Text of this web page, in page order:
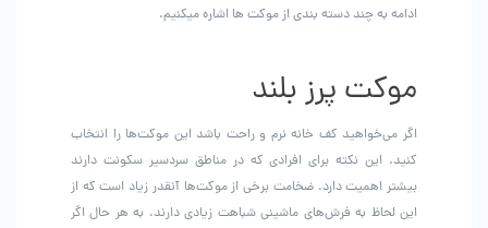
ادامه به چند دسته بندی از موکت ها اشاره میکنیم.
موکت‌ پرز بلند
اگر می‌خواهيد کف خانه نرم و راحت باشد این موکت‌ها را انتخاب
کنید. این نکته برای افرادی که در مناطق سردسیر سکونت دارند
بیشتر اهمیت دارد. ضخامت برخی از موکت‌ها آنقدر زیاد است که از
این لحاظ به فرش‌های ماشینی شباهت زیادی دارند. به هر حال اگر